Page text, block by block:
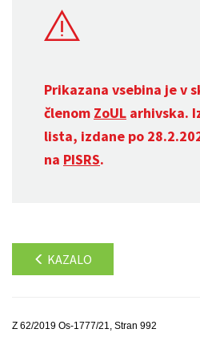
Prikazana vsebina je v
členom ZoUL arhivska.
lista, izdane po
na PISRS.
KAZALO
Z 62/2019 Os-1777/21, Stran 992